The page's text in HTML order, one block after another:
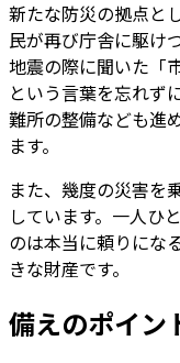
新たな防災の拠点と
民が再び庁舎に駆け
地震の際に聞いた「
という言葉を忘れず
難所の整備なども進
ます。
また、幾度の災害を
しています。一人ひ
のは本当に頼りにな
きな財産です。
備えのポイン